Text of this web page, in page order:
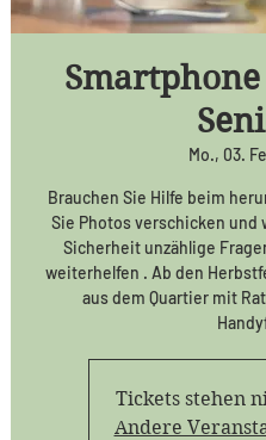
Mo., 03.
Brauchen Sie Hilfe beim
Sie Photos verschicken
Sicherheit unzählige
weiterhelfen . Ab den
aus dem Quartier mit
Tickets stehen
Andere